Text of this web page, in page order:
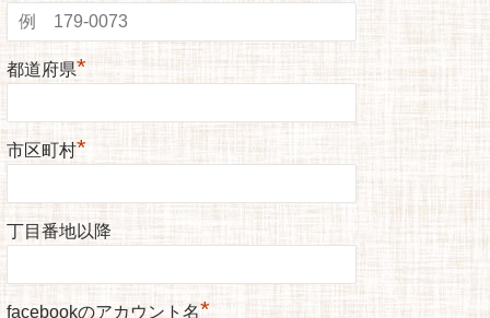
都道府県*
市区町村*
丁目番地以降
facebookのアカウント名*